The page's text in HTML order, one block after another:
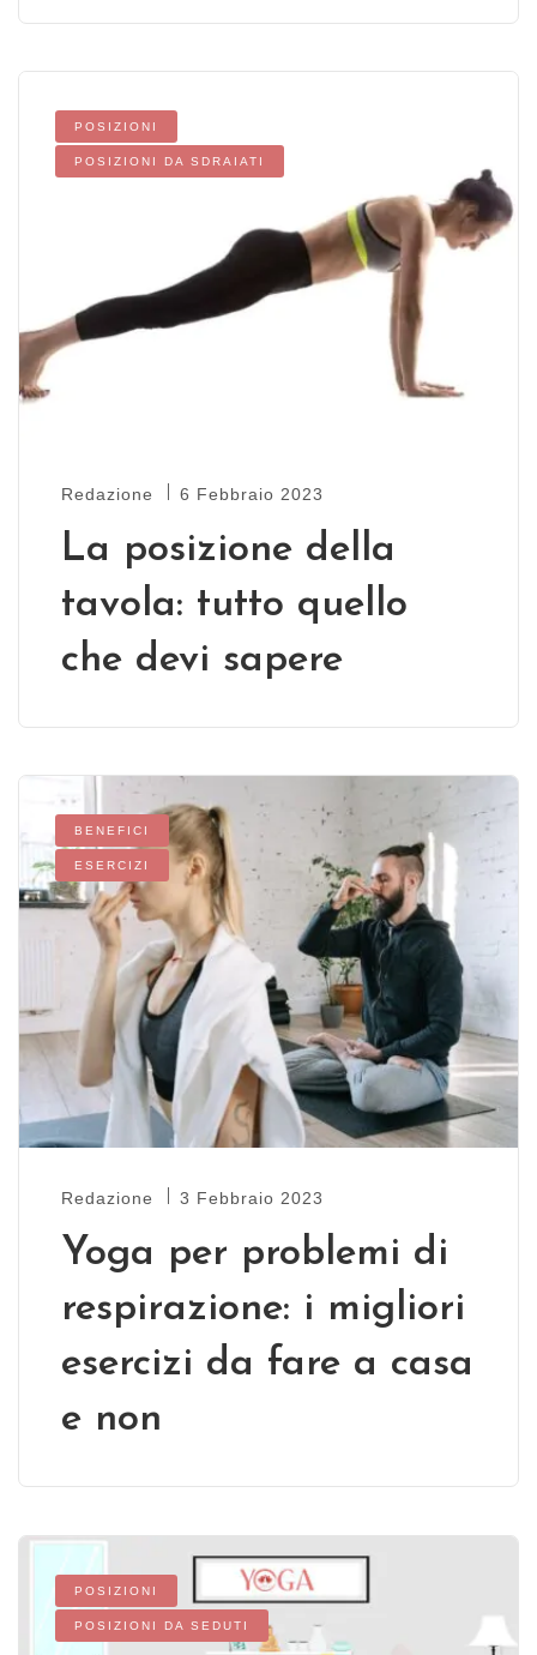
POSIZIONI
POSIZIONI DA SDRAIATI
Redazione 6 Febbraio 2023
La posizione della
tavola: tutto quello
che devi sapere
BENEFICI
ESERCIZI
Redazione 3 Febbraio 2023
Yoga per problemi di
respirazione: i migliori
esercizi da fare a casa
e non
POSIZIONI
POSIZIONI DA SEDUTI